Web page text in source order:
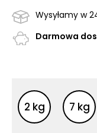
Wysyłamy w
Darmowa
Inne
2 kg 7 kg
Inne